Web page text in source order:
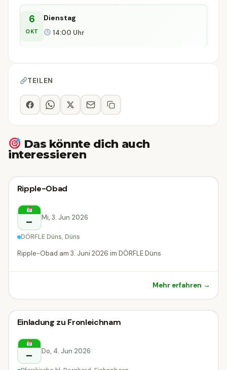
6
OKT
Dienstag
14:00 Uhr
TEILEN
Das könnte dich auch
interessieren
Sonstiges
Düns
Sonstiges
Ripple-Obad
– Mi, 3. Jun 2026
DÖRFLE Düns, Düns
Ripple-Obad am 3. Juni 2026 im DÖRFLE Düns
Mehr erfahren →
Sonstiges
Eichenberg
Sonstiges
Einladung zu Fronleichnam
– Do, 4. Jun 2026